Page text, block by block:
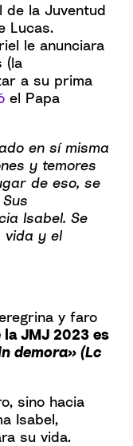
de la Juventud
Lucas.
le anunciara
(la
a su prima
el Papa
en sí misma
y temores
de eso, se
Isabel. Se
vida y el
y faro
la JMJ 2023 es
demora» (Lc
sino hacia
Isabel,
su vida.